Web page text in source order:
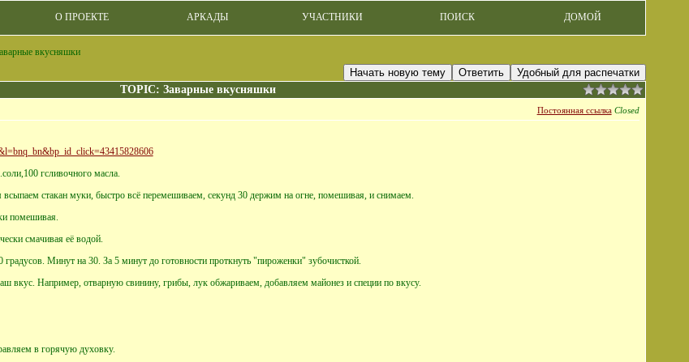
О ПРОЕКТЕ АРКАДЫ УЧАСТНИКИ ПОИСК ДОМОЙ
вкусняшки
Начать новую тему Ответить
Удобный для распечатки
TOPIC: Заварные вкусняшки
Постоянная ссылка Closed
гсливочного масла.
стакан муки, быстро всё перемешиваем, секунд 30 держим на огне, помешивая, и снимаем.
помешивая.
смачивая её водой.
Минут на 30. За 5 минут до готовности проткнуть "пироженки" зубочисткой.
вкус. Например, отварную свинину, грибы, лук обжариваем, добавляем майонез и специи по вкусу.
в горячую духовку.